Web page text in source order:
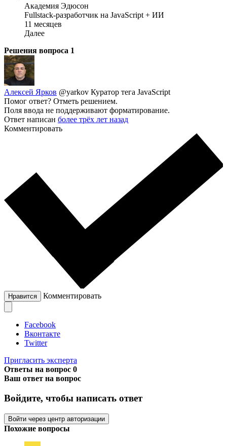
Академия Эдюсон
Fullstack-разработчик на JavaScript + ИИ
11 месяцев
Далее
Решения вопроса 1
Алексей Ярков @yarkov Куратор тега JavaScript
Помог ответ? Отметь решением.
Поля ввода не поддерживают форматирование.
Ответ написан более трёх лет назад
Комментировать
Нравится Комментировать
Facebook
Вконтакте
Twitter
Пригласить эксперта
Ответы на вопрос 0
Ваш ответ на вопрос
Войдите, чтобы написать ответ
Войти через центр авторизации
Похожие вопросы